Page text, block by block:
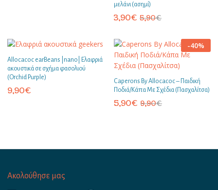
μελάνι (ασημί)
3,90€ 5,90€
Allocacoc earBeans |nano| Ελαφριά
ακουστικά σε σχήμα φασολιού
(Orchid Purple)
9,90€
-40%
Caperons By Allocacoc – Παιδική
Ποδιά/Κάπα Με Σχέδια (Πασχαλίτσα)
5,90€ 9,90€
Ακολούθησε μας